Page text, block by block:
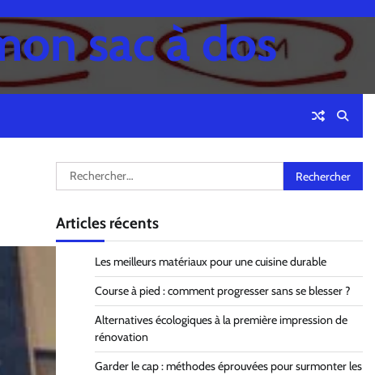
sac à dos
Rechercher :
Articles récents
Les meilleurs matériaux pour une cuisine durable
Course à pied : comment progresser sans se blesser ?
Alternatives écologiques à la première impression de
rénovation
Garder le cap : méthodes éprouvées pour surmonter les